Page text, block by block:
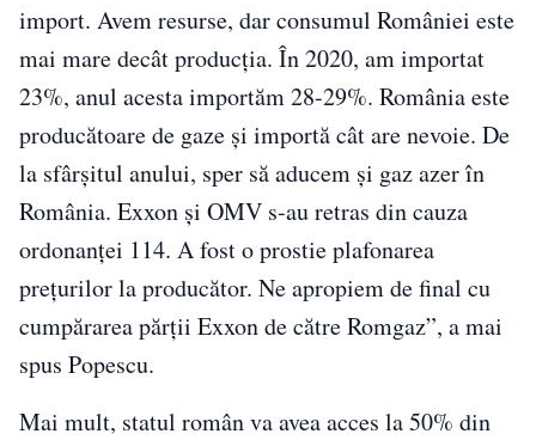
import. Avem resurse, dar consumul României este
mai mare decât producţia. În 2020, am importat
23%, anul acesta importăm 28-29%. România este
producătoare de gaze şi importă cât are nevoie. De
la sfârşitul anului, sper să aducem şi gaz azer în
România. Exxon şi OMV s-au retras din cauza
ordonanţei 114. A fost o prostie plafonarea
preţurilor la producător. Ne apropiem de final cu
cumpărarea părţii Exxon de către Romgaz”, a mai
spus Popescu.
Mai mult, statul român va avea acces la 50% din